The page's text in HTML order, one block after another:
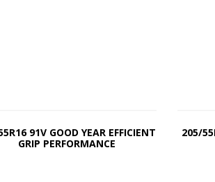
91V GOOD YEAR EFFICIENT
GRIP PERFORMANCE
205/